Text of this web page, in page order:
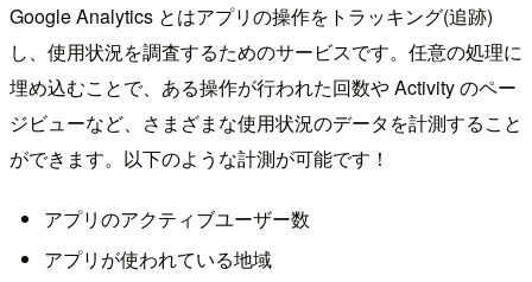
Google Analytics とはアプリの操作をトラッキング(追跡)
し、使用状況を調査するためのサービスです。任意の処理に
埋め込むことで、ある操作が行われた回数や Activity のペー
ジビューなど、さまざまな使用状況のデータを計測すること
ができます。以下のような計測が可能です！
アプリのアクティブユーザー数
アプリが使われている地域